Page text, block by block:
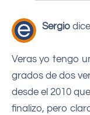
Sergio
Veras yo tengo
grados de dos
desde el 2010
finalizo, pero